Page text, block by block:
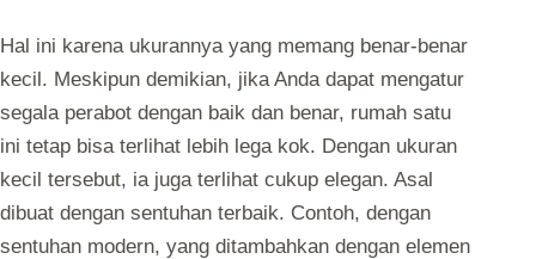
Hal ini karena ukurannya yang memang benar-benar
kecil. Meskipun demikian, jika Anda dapat mengatur
segala perabot dengan baik dan benar, rumah satu
ini tetap bisa terlihat lebih lega kok. Dengan ukuran
kecil tersebut, ia juga terlihat cukup elegan. Asal
dibuat dengan sentuhan terbaik. Contoh, dengan
sentuhan modern, yang ditambahkan dengan elemen